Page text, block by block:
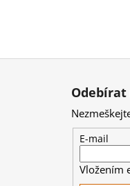
Z
E-mail
Vložením